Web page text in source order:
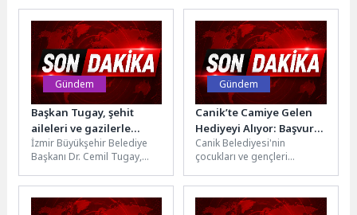
yaygınlaşmaya devam
ediyor. Daha önce 8 ilçede...
yönetimini yalnızca çevresel
değil, aynı zamanda...
Gündem
Başkan Tugay, şehit
aileleri ve gazilerle
buluştu “Ne yaparsak
yapalım hakkınız
ödenmez”
İzmir Büyükşehir Belediye
Başkanı Dr. Cemil Tugay,
Belediyesi'nin düzenlediği
Ödemiş gezisine katılan
şehit...
Gündem
Canik’te Camiye Gelen
Hediyeyi Alıyor: Başvuru
Süresi Uzatıldı!
Canik Belediyesi'nin
çocukları ve gençleri
"Haydi Güle Oynaya Camiye
Gel" projesinin başvuru
süresi...